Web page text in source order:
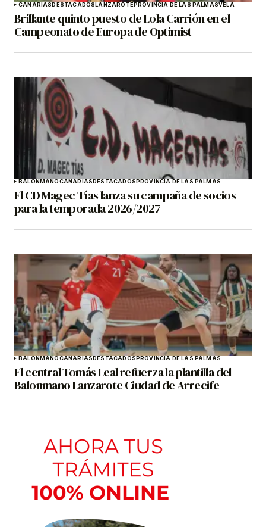
CANARIASDESTACADOSLANZAROTEPROVINCIA DE LAS PALMASVELA
Brillante quinto puesto de Lola Carrión en el
Campeonato de Europa de Optimist
BALONMANOCANARIASDESTACADOSPROVINCIA DE LAS PALMAS
El CD Magec Tías lanza su campaña de socios
para la temporada 2026/2027
BALONMANOCANARIASDESTACADOSPROVINCIA DE LAS PALMAS
El central Tomás Leal refuerza la plantilla del
Balonmano Lanzarote Ciudad de Arrecife